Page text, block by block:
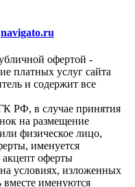
navigato.ru
офертой -
платных услуг сайта
и содержит все
РФ, в случае принятия
на размещение
физическое лицо,
именуется
оферты
условиях, изложенных
вместе именуются